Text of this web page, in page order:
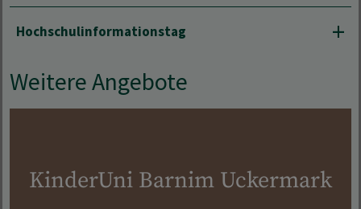
Hochschulinformationstag
Weitere Angebote
KinderUni Barnim Uckermark